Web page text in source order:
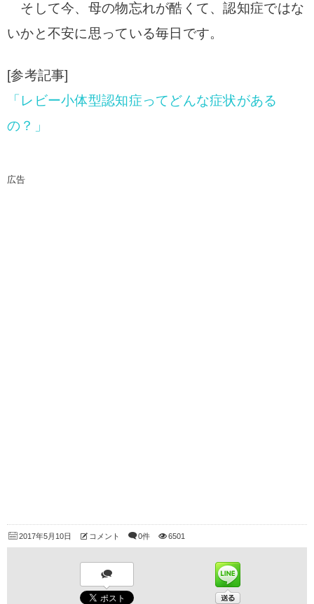
そして今、母の物忘れが酷くて、認知症ではな
いかと不安に思っている毎日です。
[参考記事]
「レビー小体型認知症ってどんな症状がある
の？」
広告
2017年5月10日 コメント 0件 6501